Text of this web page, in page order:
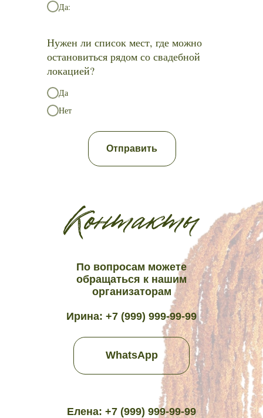
Да:
Нужен ли список мест, где можно
остановиться рядом со свадебной
локацией?
Да
Нет
Отправить
Ирина: +7 (999) 999-99-99
По вопросам можете
обращаться к нашим
организаторам
Елена: +7 (999) 999-99-99
WhatsApp